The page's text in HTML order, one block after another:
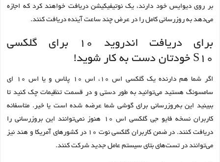
بر روی دیوایس خود دارند، یک نوتیفیکیشن دریافت خواهند کرد که اجازه
می‌دهد به روز‌رسانی کامل را در‌ عرض چند ساعت آینده دریافت کنند.
برای دریافت اندروید ۱۰ برای گلکسی
S10 خودتان دست به کار شوید!
اگر شما هم دارنده یک گلکسی اس ۱۰، اس ۱۰ پلاس و یا اس ۱۰ ای
سامسونگ هستید می‌توانید به طور دستی و در قسمت تنظیمات چک کنید تا
ببینید این به‌روزرسانی برای گوشی شما عرضه شده است یا خیر. متاسفانه
کاربران نسخه فایو جی گلکسی اس ۱۰ هنوز نمی‌توانند این بروزرسانی را
دریافت کنند. در ضمن کاربران گلکسی نوت ۱۰ در کشورهای آمریکا و هند نیز
می‌توانند در تست‌های بتای سیستم عامل جدید شرکت کنند.